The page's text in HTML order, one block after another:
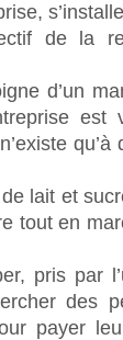
de la
d’un
est
lait et
tout en
pris par
des
payer